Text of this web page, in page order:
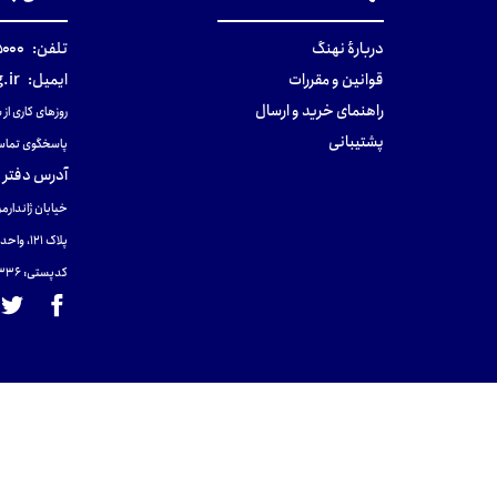
دربارهٔ نهنگ
قوانین و مقررات
راهنمای خرید و ارسال
پشتیبانی
تلفن:
ایمیل:
روزهای کاری از ساعت ۹
پاسخگوی
آدرس دفتر
خیابان
پلاک 121، واحد ۴.
کدپستی: 131465433۶